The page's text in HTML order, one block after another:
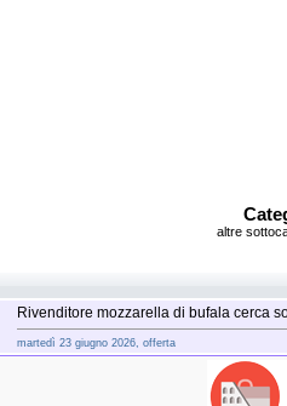
altre
Rivenditore mozzarella di bufala cerca
martedì 23 giugno 2026, offerta